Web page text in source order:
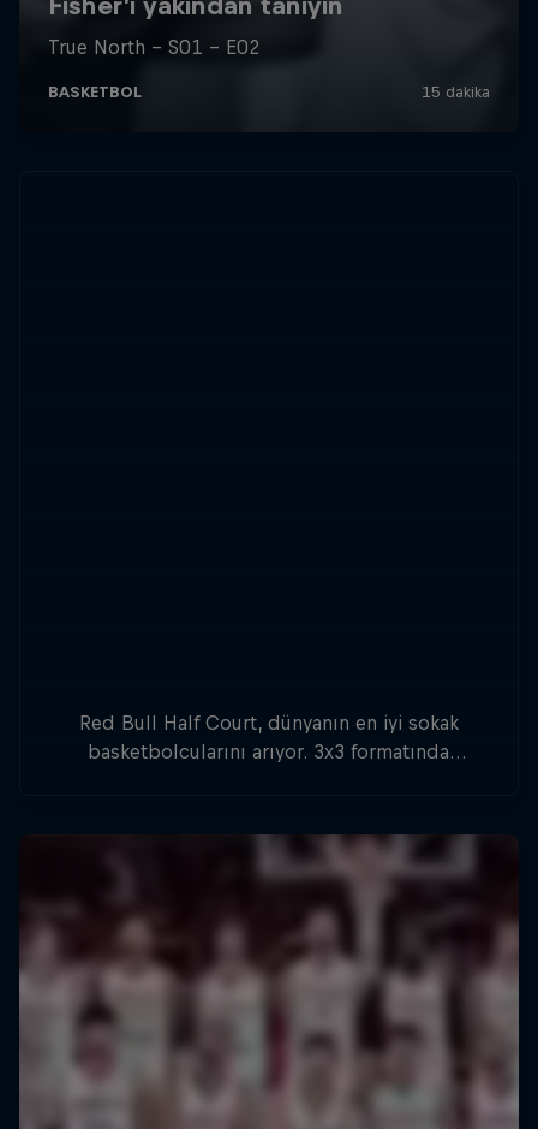
Red Bull Half Court, dünyanın en iyi sokak
basketbolcularını arıyor. 3x3 formatında